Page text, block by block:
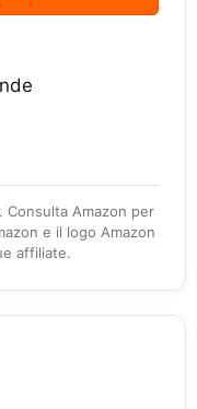
Consulta Amazon per
e il logo Amazon
affiliate.